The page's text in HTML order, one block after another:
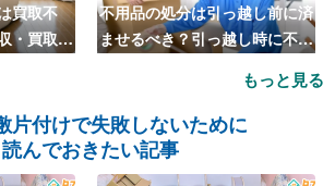
買取不
・買取の
不用品の処分は引っ越し前に済
ませるべき？引っ越し時に不用
もっと見る
片付けで失敗しないために
読んでおきたい記事